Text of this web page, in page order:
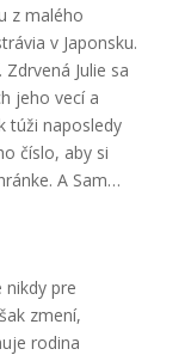
z malého
v Japonsku.
Julie sa
jeho vecí a
túži naposledy
číslo, aby si
A Sam…
nikdy pre
zmení,
rodina